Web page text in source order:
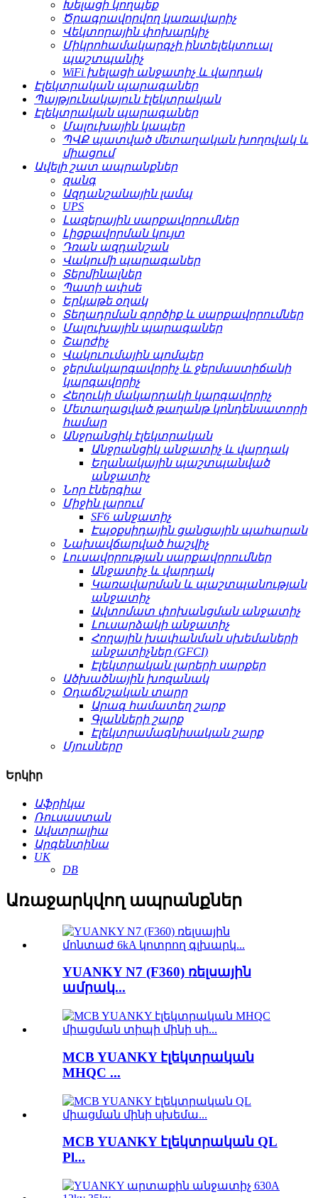
Խելացի կողպեք
Ծրագրավորվող կառավարիչ
Վեկտորային փոխարկիչ
Միկրոհամակարգչի ինտելեկտուալ
պաշտպանիչ
WiFi խելացի անջատիչ և վարդակ
Էլեկտրական պարագաներ
Պայթյունակայուն էլեկտրական
Էլեկտրական պարագաներ
Մալուխային կապեր
ՊՎՔ պատված մետաղական խողովակ և
միացում
Ավելի շատ ապրանքներ
զանգ
Ազդանշանային լամպ
UPS
Լազերային սարքավորումներ
Լիցքավորման կույտ
Դռան ազդանշան
Վակումի պարագաներ
Տերմինալներ
Պատի ափսե
Երկաթե օղակ
Տեղադրման գործիք և սարքավորումներ
Մալուխային պարագաներ
Շարժիչ
Վակուումային պոմպեր
ջերմակարգավորիչ և ջերմաստիճանի
կարգավորիչ
Հեղուկի մակարդակի կարգավորիչ
Մետաղացված թաղանթ կոնդենսատորի
համար
Անջրանցիկ էլեկտրական
Անջրանցիկ անջատիչ և վարդակ
Եղանակային պաշտպանված
անջատիչ
Նոր էներգիա
Միջին լարում
SF6 անջատիչ
Էպօքսիդային ցանցային պահարան
Նախավճարված հաշվիչ
Լուսավորության սարքավորումներ
Անջատիչ և վարդակ
Կառավարման և պաշտպանության
անջատիչ
Ավտոմատ փոխանցման անջատիչ
Լուսարձակի անջատիչ
Հողային խափանման սխեմաների
անջատիչներ (GFCI)
Էլեկտրական լարերի սարքեր
Ածխածնային խոզանակ
Օդաճնշական տարր
Արագ համատեղ շարք
Գլանների շարք
Էլեկտրամագնիսական շարք
Մյուսները
Երկիր
Աֆրիկա
Ռուսաստան
Ավստրալիա
Արգենտինա
UK
DB
Առաջարկվող ապրանքներ
YUANKY N7 (F360) ռելսային
ամրակ...
MCB YUANKY էլեկտրական
MHQC ...
MCB YUANKY էլեկտրական QL
Pl...